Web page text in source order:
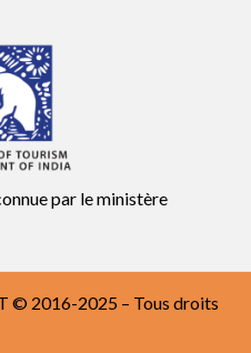
par le ministère
© 2016-2025 – Tous droits